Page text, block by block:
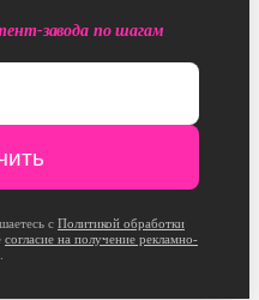
завода по шагам
с Политикой обработки
согласие на получение рекламно-